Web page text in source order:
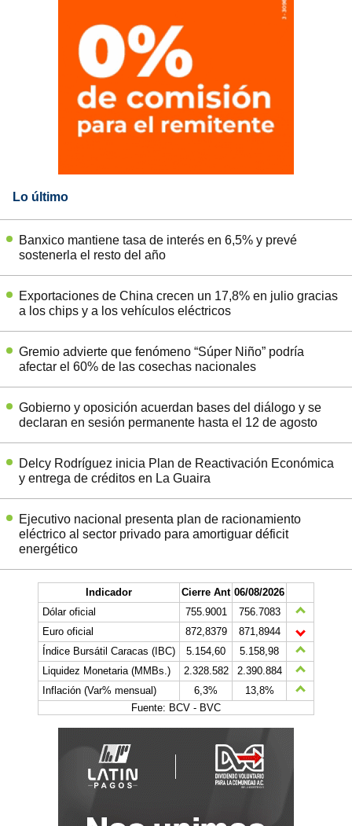
Lo último
Banxico mantiene tasa de interés en 6,5% y prevé
sostenerla el resto del año
Exportaciones de China crecen un 17,8% en julio gracias
a los chips y a los vehículos eléctricos
Gremio advierte que fenómeno “Súper Niño” podría
afectar el 60% de las cosechas nacionales
Gobierno y oposición acuerdan bases del diálogo y se
declaran en sesión permanente hasta el 12 de agosto
Delcy Rodríguez inicia Plan de Reactivación Económica
y entrega de créditos en La Guaira
Ejecutivo nacional presenta plan de racionamiento
eléctrico al sector privado para amortiguar déficit
energético
Indicador Cierre Ant 06/08/2026
Dólar oficial
755.9001
756.7083
Euro oficial
872,8379
871,8944
Índice Bursátil Caracas (IBC)
5.154,60
5.158,98
Liquidez Monetaria (MMBs.)
2.328.582
2.390.884
Inflación (Var% mensual)
6,3%
13,8%
Fuente: BCV - BVC